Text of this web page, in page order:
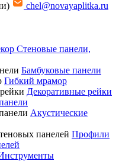
chel@novayaplitka.ru
Стеновые панели,
Бамбуковые панели
Гибкий мрамор
Декоративные рейки
Акустические
Профили